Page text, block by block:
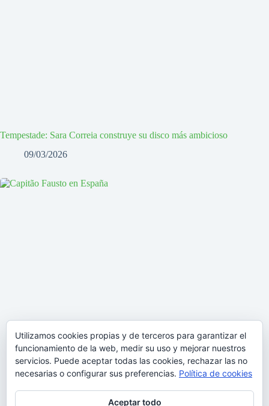
Tempestade: Sara Correia construye su disco más ambicioso
09/03/2026
Utilizamos cookies propias y de terceros para garantizar el
funcionamiento de la web, medir su uso y mejorar nuestros
servicios. Puede aceptar todas las cookies, rechazar las no
necesarias o configurar sus preferencias. Política de cookies
Aceptar todo